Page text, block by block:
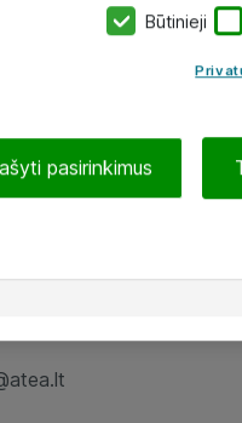
Būtinieji
pasirinkimus